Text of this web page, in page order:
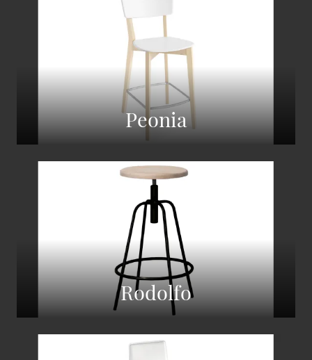
Peonia
Rodolfo